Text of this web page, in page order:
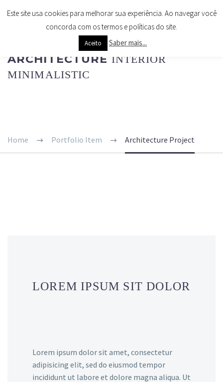
ARCHITECTURE INTERIOR
MINIMALISTIC
Home Portfolio Item Architecture Project
LOREM IPSUM SIT DOLOR
Lorem ipsum dolor sit amet, consectetur
adipisicing elit, sed do eiusmod tempor
incididunt ut labore et dolore magna aliqua. Ut
Este site usa cookies para melhorar sua experiência. Ao navegar você
concorda com os termos e políticas do site.
Aceito Saber mais...